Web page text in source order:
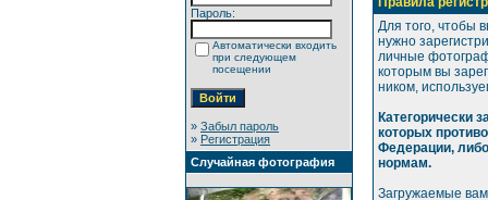
Пароль:
Автоматически входить
при следующем
посещении
» Забыл пароль
» Регистрация
Случайная фотография
Для того, чтобы
нужно
личные
которым вы
ником,
Категорически
которых
Федерации,
нормам.
Загружаемые